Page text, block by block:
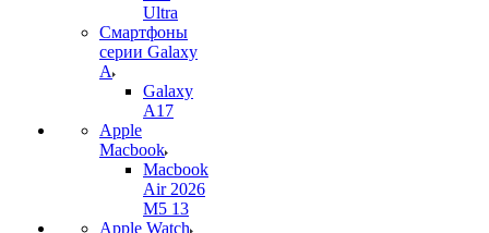
Ultra
Смартфоны
серии Galaxy
A
Galaxy
A17
Apple
Macbook
Macbook
Air 2026
M5 13
Apple Watch